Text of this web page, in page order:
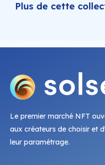
Plus de cette
Le premier marché NFT
aux créateurs de choisir et
leur paramétrage.